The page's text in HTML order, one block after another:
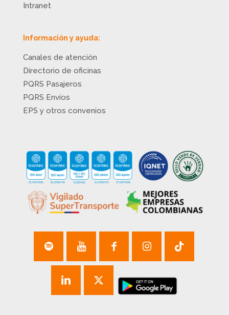
Intranet
Información y ayuda:
Canales de atención
Directorio de oficinas
PQRS Pasajeros
PQRS Envíos
EPS y otros convenios